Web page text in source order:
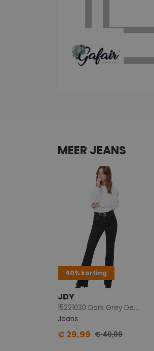
MEER JEANS
40% korting
JDY
15221030 Dark Grey Denim
Jeans
€ 29,99 € 49,99